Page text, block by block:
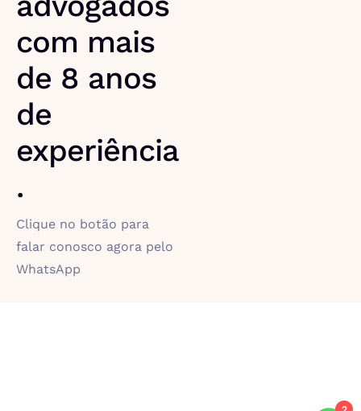
com mais
de 8 anos
de
experiência
.
Clique no botão para
falar conosco agora pelo
WhatsApp